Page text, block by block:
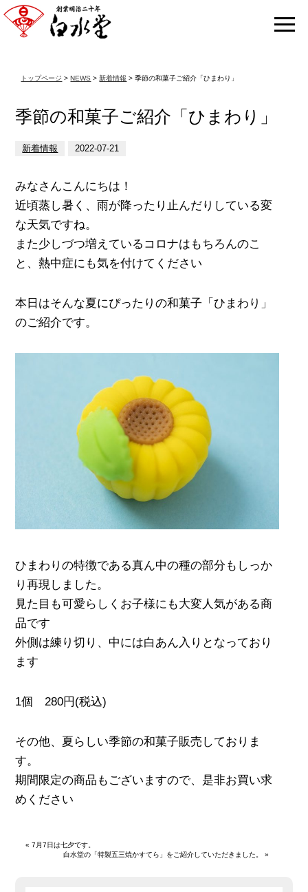
トップページ >NEWS >新着情報 > 季節の和菓子ご紹介「ひまわり」
季節の和菓子ご紹介「ひまわり」
新着情報 2022-07-21
みなさんこんにちは！
近頃蒸し暑く、雨が降ったり止んだりしている変
な天気ですね。
また少しづつ増えているコロナはもちろんのこ
と、熱中症にも気を付けてください
本日はそんな夏にぴったりの和菓子「ひまわり」
のご紹介です。
ひまわりの特徴である真ん中の種の部分もしっか
り再現しました。
見た目も可愛らしくお子様にも大変人気がある商
品です
外側は練り切り、中には白あん入りとなっており
ます
1個 280円(税込)
その他、夏らしい季節の和菓子販売しておりま
す。
期間限定の商品もございますので、是非お買い求
めください
«7月7日は七夕です。
白水堂の「特製五三焼かすてら」をご紹介していただきました。
»